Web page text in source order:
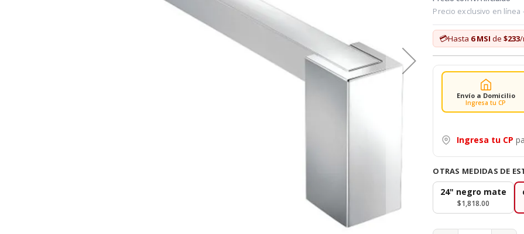
Precio exclusivo en
💳Hasta 6 MSI de$233/
Envío a Domicilio
Ingresa tu CP
Ingresa tu CP
OTRAS MEDIDAS DE
24" negro mate
$1,818.00